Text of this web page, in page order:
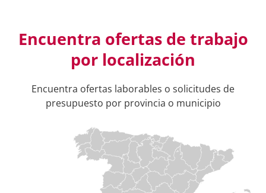
Encuentra ofertas de trabajo
por localización
Encuentra ofertas laborables o solicitudes de
presupuesto por provincia o municipio